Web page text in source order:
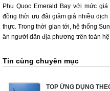
Phu Quoc Emerald Bay với mức
đồng thời ưu đãi giảm giá nhiều
thực. Trong thời gian tới, hệ thống
ân người dân địa phương trên toàn
Tin cùng chuyên mục
TOP ỨNG DỤNG